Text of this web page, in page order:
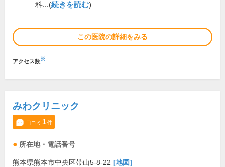
科...(続きを読む)
この医院の詳細をみる
アクセス数※
みわクリニック
口コミ 1件
所在地・電話番号
熊本県熊本市中央区帯山5-8-22 [地図]